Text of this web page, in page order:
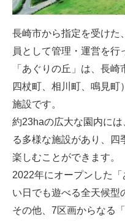
長崎市から指定を受けた
員として管理・運営を行
「あぐりの丘」は、長崎
四杖町、相川町、鳴見
施設です。
約23haの広大な園内に
る多様な施設があり、四
楽しむことができます。
2022年にオープンした
い日でも遊べる全天候型
その他、7区画からなる